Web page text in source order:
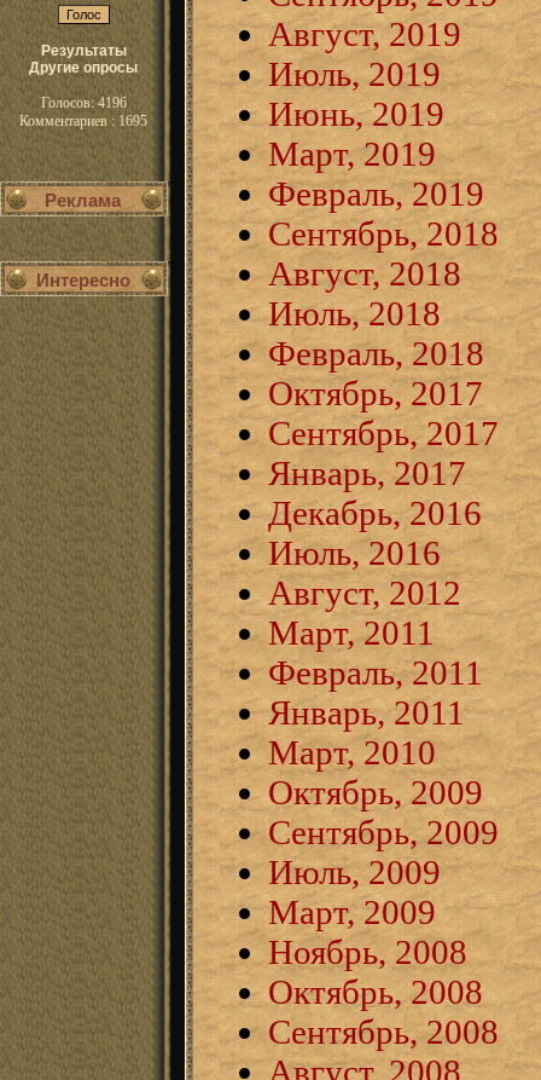
Результаты
Другие опросы
Голосов: 4196
Комментариев : 1695
Реклама
Интересно
Август, 2019
Июль, 2019
Июнь, 2019
Март, 2019
Февраль, 2019
Сентябрь, 2018
Август, 2018
Июль, 2018
Февраль, 2018
Октябрь, 2017
Сентябрь, 2017
Январь, 2017
Декабрь, 2016
Июль, 2016
Август, 2012
Март, 2011
Февраль, 2011
Январь, 2011
Март, 2010
Октябрь, 2009
Сентябрь, 2009
Июль, 2009
Март, 2009
Ноябрь, 2008
Октябрь, 2008
Сентябрь, 2008
Август, 2008